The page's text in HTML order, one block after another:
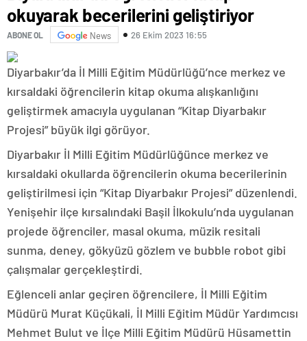
okuyarak becerilerini geliştiriyor
ABONE OL News 26 Ekim 2023 16:55
Diyarbakır’da İl Milli Eğitim Müdürlüğü’nce merkez ve
kırsaldaki öğrencilerin kitap okuma alışkanlığını
geliştirmek amacıyla uygulanan “Kitap Diyarbakır
Projesi” büyük ilgi görüyor.
Diyarbakır İl Milli Eğitim Müdürlüğünce merkez ve
kırsaldaki okullarda öğrencilerin okuma becerilerinin
geliştirilmesi için “Kitap Diyarbakır Projesi” düzenlendi.
Yenişehir ilçe kırsalındaki Başil İlkokulu’nda uygulanan
projede öğrenciler, masal okuma, müzik resitali
sunma, deney, gökyüzü gözlem ve bubble robot gibi
çalışmalar gerçekleştirdi.
Eğlenceli anlar geçiren öğrencilere, İl Milli Eğitim
Müdürü Murat Küçükali, İl Milli Eğitim Müdür Yardımcısı
Mehmet Bulut ve İlçe Milli Eğitim Müdürü Hüsamettin